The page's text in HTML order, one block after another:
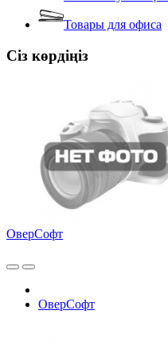
Товары для офиса
Сіз көрдіңіз
ОверСофт
ОверСофт